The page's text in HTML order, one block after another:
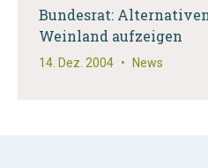
Bundesrat:
Weinland aufzeigen
14. Dez. 2004 • News